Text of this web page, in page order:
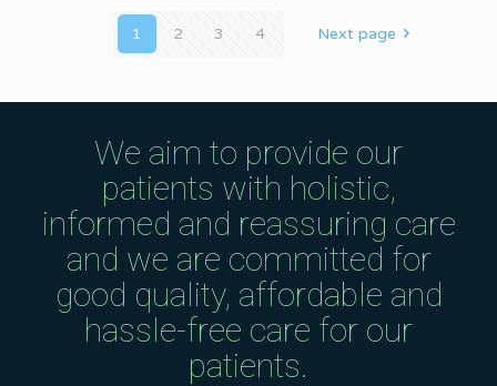
1 2 3 4 Next page
We aim to provide our
patients with holistic,
informed and reassuring care
and we are committed for
good quality, affordable and
hassle-free care for our
patients.